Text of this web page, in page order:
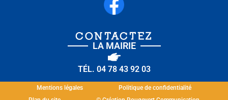
CONTACTEZ
LA MAIRIE
TÉL. 04 78 43 92 03
Mentions légales
Politique de confidentialité